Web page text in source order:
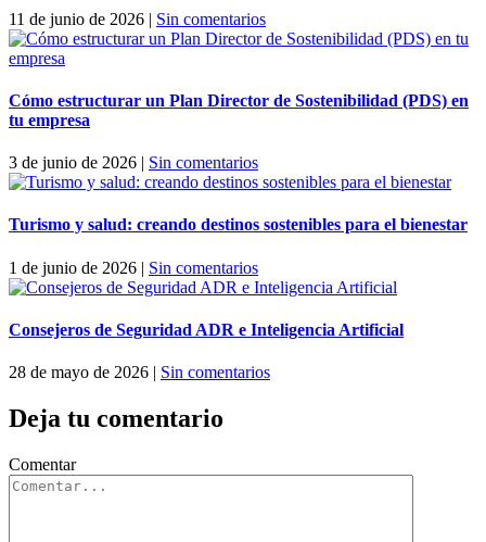
11 de junio de 2026 | Sin comentarios
Cómo estructurar un Plan Director de Sostenibilidad (PDS) en
tu empresa
3 de junio de 2026 | Sin comentarios
Turismo y salud: creando destinos sostenibles para el bienestar
1 de junio de 2026 | Sin comentarios
Consejeros de Seguridad ADR e Inteligencia Artificial
28 de mayo de 2026 | Sin comentarios
Deja tu comentario
Comentar